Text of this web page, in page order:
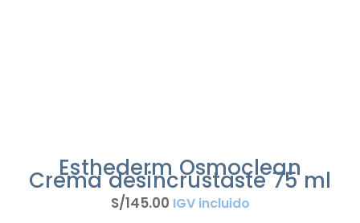
Esthederm Osmoclean
Crema desincrustaste 75 ml
S/145.00 IGV incluido